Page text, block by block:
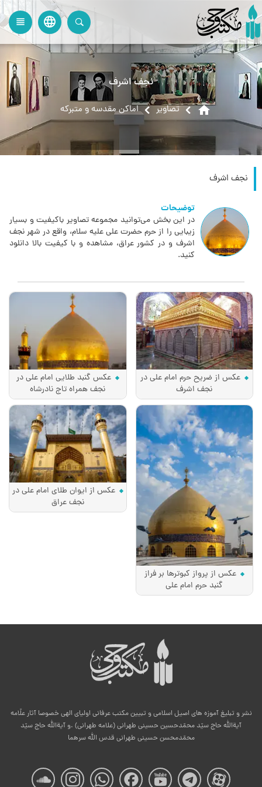
language
view_headline
نجف اشرف
home تصاویر اماکن مقدسه و متبرکه
نجف اشرف
توضیحات
در این بخش می‌توانید مجموعه تصاویر باکیفیت و بسیار
زیبایی را از حرم حضرت علی علیه سلام، واقع در شهر نجف
اشرف و در کشور عراق، مشاهده و با کیفیت بالا دانلود
کنید.
عکس از ضریح حرم امام علی در
نجف اشرف
عکس گنبد طلایی امام علی در
نجف همراه تاج نادرشاه
عکس از پرواز کبوترها بر فراز
گنبد حرم امام علی
عکس از ایوان طلای امام علی در
نجف عراق
نشر و تبلیغ آموزه های اصیل اسلامی و تبیین مکتب عرفانی اولیای الهی خصوصا آثار علّامه
آیةالله حاج سیّد محمّدحسین حسینی طهرانی (علامه طهرانی) .و آیةالله حاج سیّد
محمّدمحسن حسینی طهرانی قدس الله سرهما